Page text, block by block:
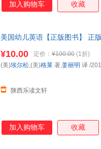
加入购物车 收藏
美国幼儿英语【正版图书】 正
¥10.00 定价： ¥100.00 (1折)
陕西乐读文轩
(美)埃尔松,(美)格莱 著,姜丽明 译 /
加入购物车 收藏